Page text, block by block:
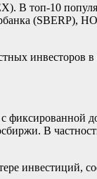
В топ-10
инвесторов
В
инвестиций,